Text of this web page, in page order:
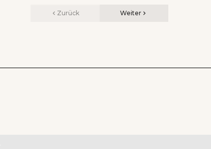
Zurück Weiter